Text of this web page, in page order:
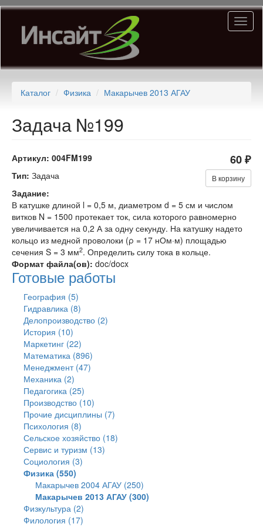
Перейти
основному
содержанию
Каталог Физика Макарычев 2013 АГАУ
Задача №199
Артикул: 004FM199 60 ₽
В корзину
Тип: Задача
Задание:
В катушке длиной l = 0,5 м, диаметром d = 5 см и числом
витков N = 1500 протекает ток, сила которого равномерно
увеличивается на 0,2 А за одну секунду. На катушку надето
кольцо из медной проволоки (ρ = 17 нОм·м) площадью
сечения S = 3 мм2. Определить силу тока в кольце.
Формат файла(ов): doc/docx
Готовые работы
География (5)
Гидравлика (8)
Делопроизводство (2)
История (10)
Маркетинг (22)
Математика (896)
Менеджмент (47)
Механика (2)
Педагогика (25)
Производство (10)
Прочие дисциплины (7)
Психология (8)
Сельское хозяйство (18)
Сервис и туризм (13)
Социология (3)
Физика (550)
Макарычев 2004 АГАУ (250)
Макарычев 2013 АГАУ (300)
Физкультура (2)
Филология (17)